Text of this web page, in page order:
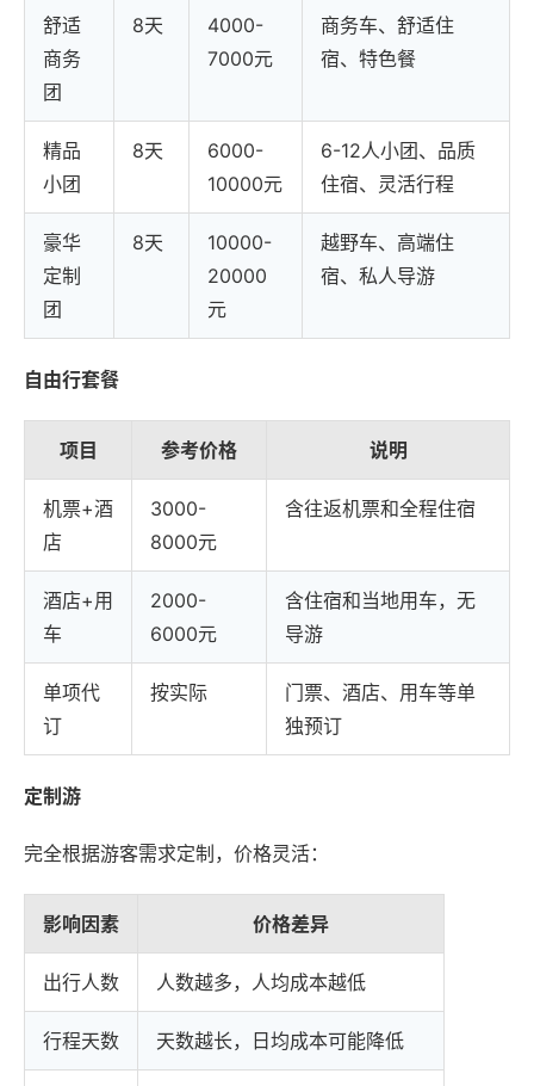
舒适
商务
团
8天
4000-
7000元
商务车、舒适住
宿、特色餐
精品
小团
8天
6000-
10000元
6-12人小团、品质
住宿、灵活行程
豪华
定制
团
8天
10000-
20000
元
越野车、高端住
宿、私人导游
自由行套餐
项目 参考价格 说明
机票+酒
店
3000-
8000元
含往返机票和全程住宿
酒店+用
车
2000-
6000元
含住宿和当地用车，无
导游
单项代
订
按实际
门票、酒店、用车等单
独预订
定制游
完全根据游客需求定制，价格灵活：
影响因素 价格差异
出行人数 人数越多，人均成本越低
行程天数 天数越长，日均成本可能降低